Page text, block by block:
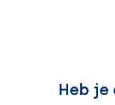
Heb je